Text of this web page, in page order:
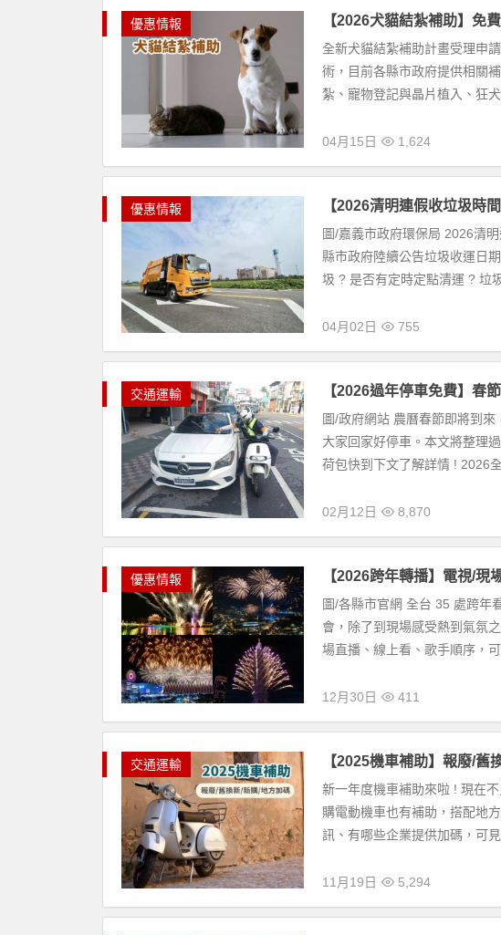
優惠情報 【2026犬貓結紮補助】免
全新犬貓結紮補助計畫受理申
術，目前各縣市政府提供相關
紮、寵物登記與晶片植入、狂犬
04月15日 1,624
優惠情報 【2026清明連假收垃圾時
圖/嘉義市政府環保局 2026清
縣市政府陸續公告垃圾收運日
圾 ? 是否有定時定點清運 ? 垃
04月02日 755
交通運輸 【2026過年停車免費】春
圖/政府網站 農曆春節即將到
大家回家好停車。本文將整理
荷包快到下文了解詳情 ! 2026
02月12日 8,870
優惠情報 【2026跨年轉播】電視/現
圖/各縣市官網 全台 35 處跨年
會，除了到現場感受熱到氣氛
場直播、線上看、歌手順序，可
12月30日 411
交通運輸 【2025機車補助】報廢/舊
新一年度機車補助來啦 ! 現在
購電動機車也有補助，搭配地
訊、有哪些企業提供加碼，可
11月19日 5,294